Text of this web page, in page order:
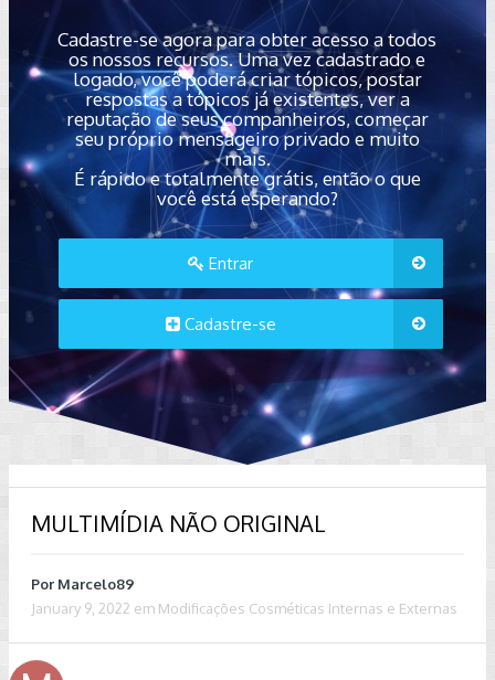
Cadastre-se agora para obter acesso a todos
os nossos recursos. Uma vez cadastrado e
logado, você poderá criar tópicos, postar
respostas a tópicos já existentes, ver a
reputação de seus companheiros, começar
seu próprio mensageiro privado e muito
mais.
É rápido e totalmente grátis, então o que
você está esperando?
Entrar
Cadastre-se
MULTIMÍDIA NÃO ORIGINAL
Por Marcelo89
January 9, 2022 em Modificações Cosméticas Internas e Externas